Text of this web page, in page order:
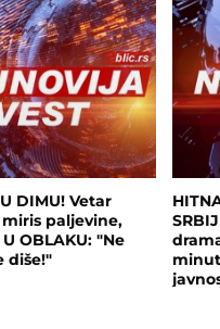
DIMU! Vetar
paljevine,
U OBLAKU: "Ne
diše!"